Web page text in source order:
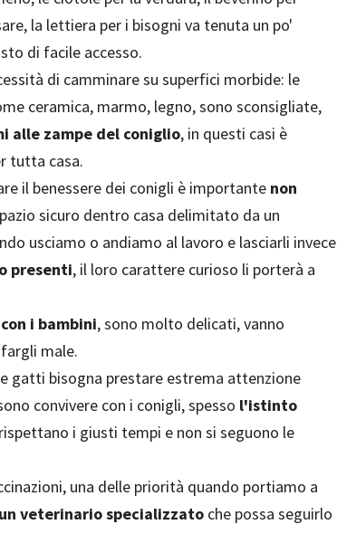
la lettiera per i bisogni va tenuta un po'
di facile accesso.
di camminare su superfici morbide: le
ceramica, marmo, legno, sono sconsigliate,
alle zampe del coniglio, in questi casi è
tutta casa.
il benessere dei conigli è importante non
sicuro dentro casa delimitato da un
usciamo o andiamo al lavoro e lasciarli invece
presenti, il loro carattere curioso li porterà a
i bambini, sono molto delicati, vanno
male.
gatti bisogna prestare estrema attenzione
convivere con i conigli, spesso l'istinto
i giusti tempi e non si seguono le
una delle priorità quando portiamo a
veterinario specializzato che possa seguirlo